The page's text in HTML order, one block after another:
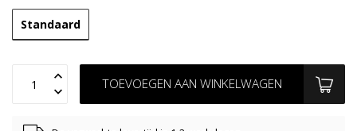
Standaard
TOEVOEGEN AAN WINKELWAGEN